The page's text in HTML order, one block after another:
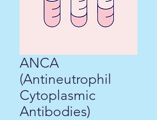
ANCA
(Antineutrophil
Cytoplasmic
Antibodies)